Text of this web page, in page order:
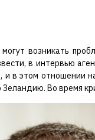
возникать
в интервью
в этом отношении
Во время